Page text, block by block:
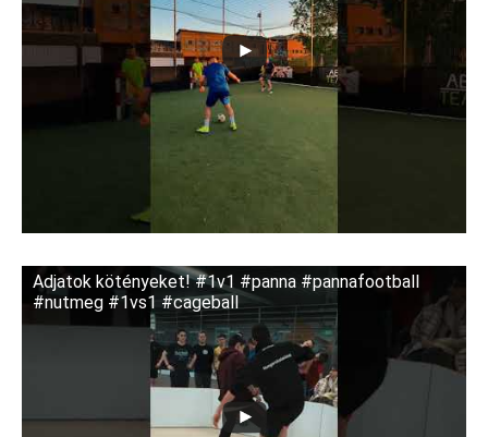
Adjatok kötényeket! #1v1 #panna #pannafootball
#nutmeg #1vs1 #cageball